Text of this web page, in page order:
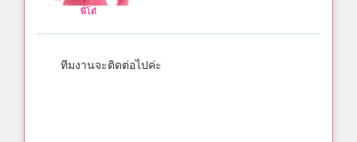
พี่โต๋
ทีมงานจะติดต่อไปค่ะ